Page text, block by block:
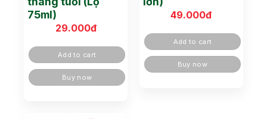
75ml)
29.000đ
Add to cart
Buy now
49.000đ
Add to cart
Buy now